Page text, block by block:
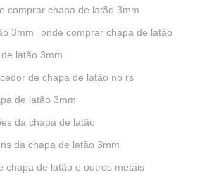
comprar chapa de latão 3mm
3mm
onde comprar chapa de latão
latão 3mm
de chapa de latão no rs
de latão 3mm
da chapa de latão
da chapa de latão 3mm
chapa de latão e outros metais